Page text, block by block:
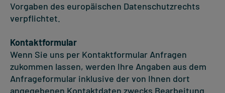
Vorgaben des europäischen Datenschutzrechts
verpflichtet.
Kontaktformular
Wenn Sie uns per Kontaktformular Anfragen
zukommen lassen, werden Ihre Angaben aus dem
Anfrageformular inklusive der von Ihnen dort
angegebenen Kontaktdaten zwecks Bearbeitung